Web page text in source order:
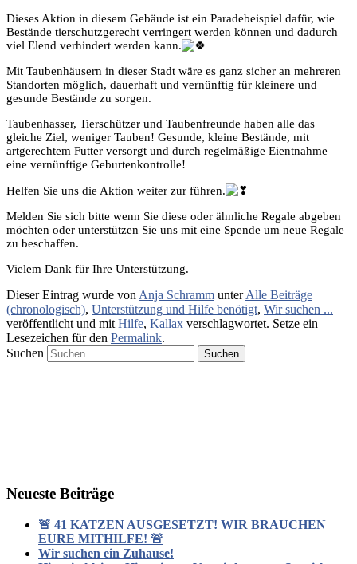
Dieses Aktion in diesem Gebäude ist ein Paradebeispiel dafür, wie
Bestände tierschutzgerecht verringert werden können und dadurch
viel Elend verhindert werden kann.
Mit Taubenhäusern in dieser Stadt wäre es ganz sicher an mehreren
Standorten möglich, dauerhaft und vernünftig für kleinere und
gesunde Bestände zu sorgen.
Taubenhasser, Tierschützer und Taubenfreunde haben alle das
gleiche Ziel, weniger Tauben! Gesunde, kleine Bestände, mit
artgerechtem Futter versorgt und durch regelmäßige Eientnahme
eine vernünftige Geburtenkontrolle!
Helfen Sie uns die Aktion weiter zur führen.
Melden Sie sich bitte wenn Sie diese oder ähnliche Regale abgeben
möchten oder unterstützen Sie uns mit eine Spende um neue Regale
zu beschaffen.
Vielem Dank für Ihre Unterstützung.
Dieser Eintrag wurde von Anja Schramm unterAlle Beiträge
(chronologisch), Unterstützung und Hilfe benötigt, Wir suchen ...
veröffentlicht und mit Hilfe, Kallax verschlagwortet. Setze ein
Lesezeichen für den Permalink.
Suchen
Neueste Beiträge
🚨 41 KATZEN AUSGESETZT! WIR BRAUCHEN
EURE MITHILFE! 🚨
Wir suchen ein Zuhause!